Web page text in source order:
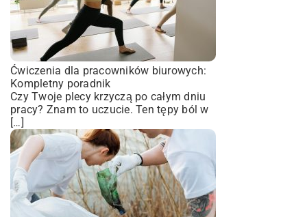
Ćwiczenia dla pracowników biurowych:
Kompletny poradnik
Czy Twoje plecy krzyczą po całym dniu
pracy? Znam to uczucie. Ten tępy ból w
[…]